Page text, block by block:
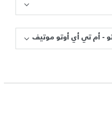
- أم تي أي أوتو موتيف